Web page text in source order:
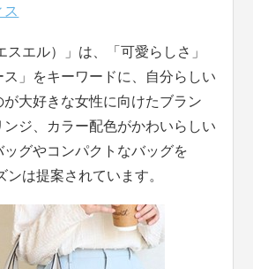
スエル）」は、「可愛らしさ」
ス」をキーワードに、自分らしい
大好きな女性に向けたブラン
ンジ、カラー配色がかわいらしい
グやコンパクトなバッグを
ンは提案されています。